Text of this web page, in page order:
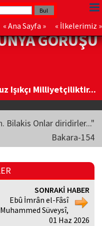
« Ana Sayfa » « İlkelerimiz »
GÖRÜŞÜ
Işıkçı Milliyetçiliktir...
Bilakis Onlar diridirler..."
Bakara-154
SONRAKİ HABER
Ebû İmrân el-Fâsî
Muhammed Süveysî,
01 Haz 2026